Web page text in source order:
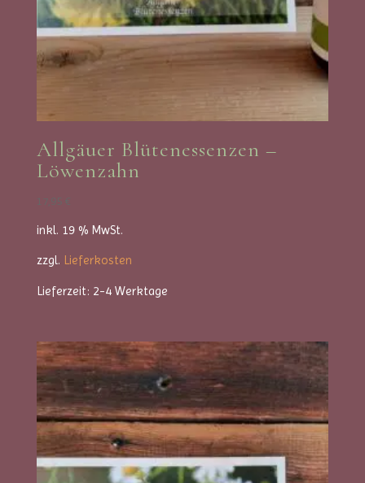
Allgäuer Blütenessenzen –
Löwenzahn
17,95 €
inkl. 19 % MwSt.
zzgl. Lieferkosten
Lieferzeit: 2-4 Werktage